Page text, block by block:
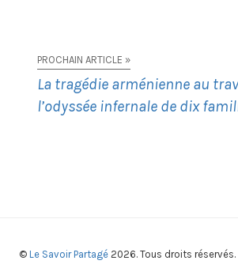
PROCHAIN ARTICLE »
La tragédie arménienne au
l’odyssée infernale de dix
© Le Savoir Partagé 2026. Tous droits réservés.